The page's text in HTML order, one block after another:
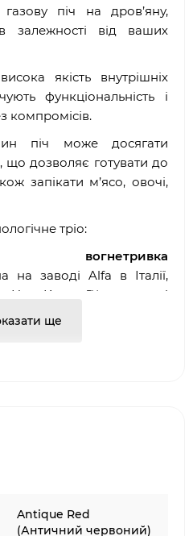
піч на дров’яну,
залежності від ваших
якість внутрішніх
функціональність і
компромісів.
піч може досягати
що дозволяє готувати до
запікати м’ясо, овочі,
тріо:
вогнетривка
на заводі Alfa в Італії,
Heat Keeper™ поглинає і
набагато краще, ніж
або кераміка,
з мінімальними
ще
Antique Red
(Античний червоний)